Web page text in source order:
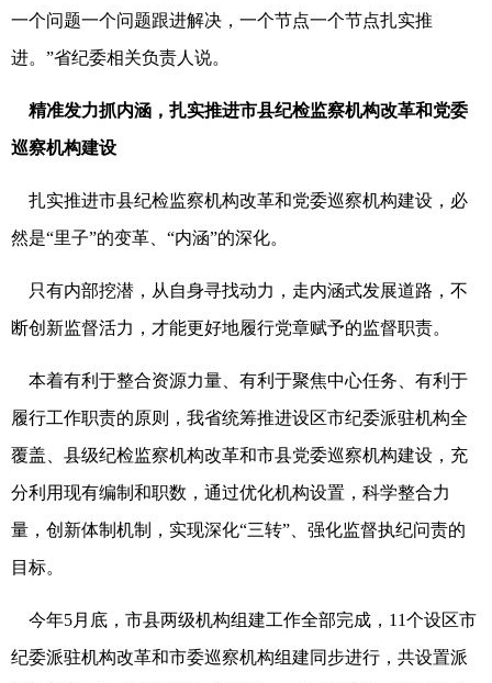
一个问题一个问题跟进解决，一个节点一个节点扎实推
进。”省纪委相关负责人说。
精准发力抓内涵，扎实推进市县纪检监察机构改革和党委
巡察机构建设
扎实推进市县纪检监察机构改革和党委巡察机构建设，必
然是“里子”的变革、“内涵”的深化。
只有内部挖潜，从自身寻找动力，走内涵式发展道路，不
断创新监督活力，才能更好地履行党章赋予的监督职责。
本着有利于整合资源力量、有利于聚焦中心任务、有利于
履行工作职责的原则，我省统筹推进设区市纪委派驻机构全
覆盖、县级纪检监察机构改革和市县党委巡察机构建设，充
分利用现有编制和职数，通过优化机构设置，科学整合力
量，创新体制机制，实现深化“三转”、强化监督执纪问责的
目标。
今年5月底，市县两级机构组建工作全部完成，11个设区市
纪委派驻机构改革和市委巡察机构组建同步进行，共设置派